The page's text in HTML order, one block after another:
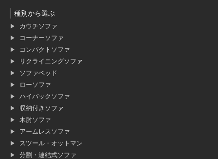
種別から選ぶ
カウチソファ
コーナーソファ
コンパクトソファ
リクライニングソファ
ソファベッド
ローソファ
ハイバックソファ
収納付きソファ
木肘ソファ
アームレスソファ
スツール・オットマン
分割・連結式ソファ